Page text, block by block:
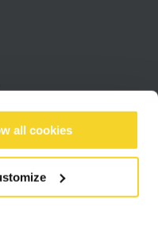
all cookies